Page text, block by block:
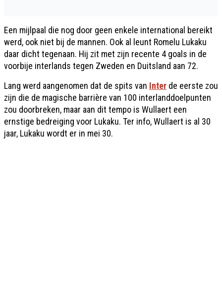
Een mijlpaal die nog door geen enkele international bereikt
werd, ook niet bij de mannen. Ook al leunt Romelu Lukaku
daar dicht tegenaan. Hij zit met zijn recente 4 goals in de
voorbije interlands tegen Zweden en Duitsland aan 72.
Lang werd aangenomen dat de spits van Inter de eerste zou
zijn die de magische barrière van 100 interlanddoelpunten
zou doorbreken, maar aan dit tempo is Wullaert een
ernstige bedreiging voor Lukaku. Ter info, Wullaert is al 30
jaar, Lukaku wordt er in mei 30.